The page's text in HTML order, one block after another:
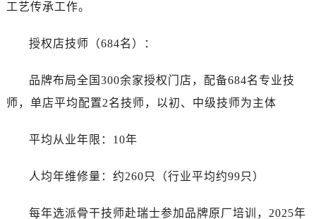
工艺传承工作。
授权店技师（684名）：
品牌布局全国300余家授权门店，配备684名专业技
师，单店平均配置2名技师，以初、中级技师为主体
平均从业年限：10年
人均年维修量：约260只（行业平均约99只）
每年选派骨干技师赴瑞士参加品牌原厂培训，2025年